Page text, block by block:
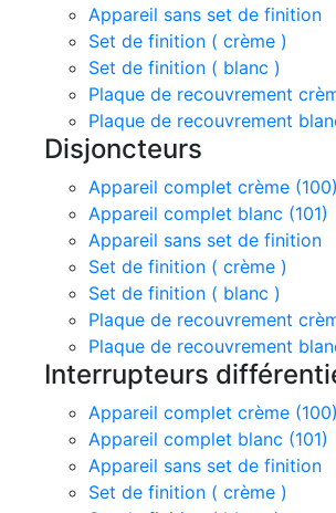
Appareil sans set de finition
Set de finition ( crème )
Set de finition ( blanc )
Plaque de recouvrement
Plaque de recouvrement
Disjoncteurs
Appareil complet crème (100)
Appareil complet blanc (101)
Appareil sans set de finition
Set de finition ( crème )
Set de finition ( blanc )
Plaque de recouvrement
Plaque de recouvrement
Interrupteurs
Appareil complet crème (100)
Appareil complet blanc (101)
Appareil sans set de finition
Set de finition ( crème )